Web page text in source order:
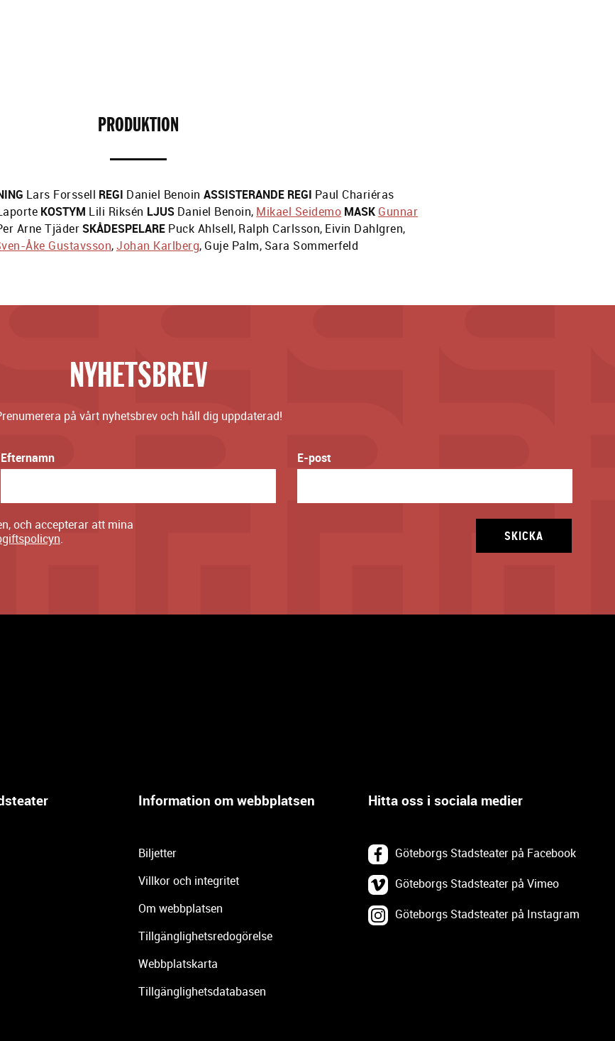
PRODUKTION
Lars Forssell REGI Daniel Benoin ASSISTERANDE REGI Paul Chariéras
KOSTYM Lili Riksén LJUS Daniel Benoin, Mikael Seidemo MASK Gunnar
Arne TjäderSKÅDESPELARE Puck Ahlsell, Ralph Carlsson, Eivin Dahlgren,
Åke Gustavsson,Johan Karlberg, Guje Palm, Sara Sommerfeld
NYHETSBREV
på vårt nyhetsbrev och håll dig uppdaterad!
Efternamn E-post
och accepterar att mina
. SKICKA
Information om webbplatsen
Biljetter
Villkor och integritet
Om webbplatsen
Tillgänglighetsredogörelse
Webbplatskarta
Tillgänglighetsdatabasen
Hitta oss i sociala medier
Göteborgs Stadsteater på Facebook
Göteborgs Stadsteater på Vimeo
Göteborgs Stadsteater på Instagram